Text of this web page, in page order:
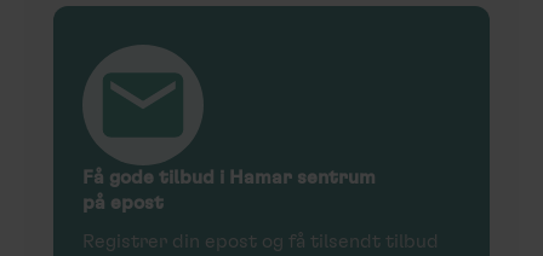
Få gode tilbud i Hamar sentrum
på epost
Registrer din epost og få tilsendt tilbud